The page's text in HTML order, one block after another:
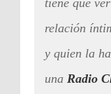
tiene que
relación
y quien la
una Radio